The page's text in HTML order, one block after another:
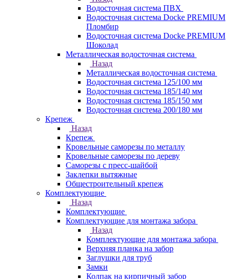
Водосточная система ПВХ
Водосточная система Docke PREMIUM
Пломбир
Водосточная система Docke PREMIUM
Шоколад
Металлическая водосточная система
Назад
Металлическая водосточная система
Водосточная система 125/100 мм
Водосточная система 185/140 мм
Водосточная система 185/150 мм
Водосточная система 200/180 мм
Крепеж
Назад
Крепеж
Кровельные саморезы по металлу
Кровельные саморезы по дереву
Саморезы с пресс-шайбой
Заклепки вытяжные
Общестроительный крепеж
Комплектующие
Назад
Комплектующие
Комплектующие для монтажа забора
Назад
Комплектующие для монтажа забора
Верхняя планка на забор
Заглушки для труб
Замки
Колпак на кирпичный забор